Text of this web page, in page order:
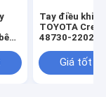
Tay điều khiển
TOYOTA
48730-22020
Giá tốt